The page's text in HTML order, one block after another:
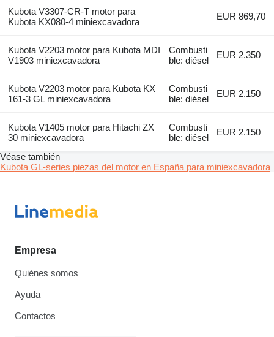
Kubota V3307-CR-T motor para
Kubota KX080-4 miniexcavadora
EUR 869,70
Kubota V2203 motor para Kubota MDI
V1903 miniexcavadora
Combusti
ble: diésel
EUR 2.350
Kubota V2203 motor para Kubota KX
161-3 GL miniexcavadora
Combusti
ble: diésel
EUR 2.150
Kubota V1405 motor para Hitachi ZX
30 miniexcavadora
Combusti
ble: diésel
EUR 2.150
Véase también
Kubota GL-series piezas del motor en España para miniexcavadora
Empresa
Quiénes somos
Ayuda
Contactos